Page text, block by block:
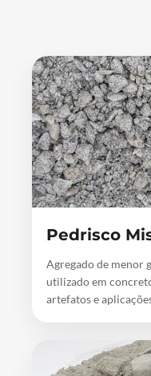
Pedrisco
Agregado de menor
utilizado em
artefatos e